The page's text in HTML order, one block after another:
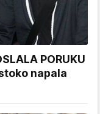
PORUKU
napala